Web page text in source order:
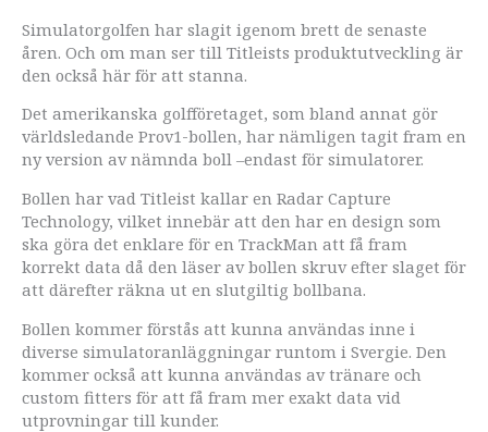
Simulatorgolfen har slagit igenom brett de senaste
åren. Och om man ser till Titleists produktutveckling är
den också här för att stanna.
Det amerikanska golfföretaget, som bland annat gör
världsledande Prov1-bollen, har nämligen tagit fram en
ny version av nämnda boll –endast för simulatorer.
Bollen har vad Titleist kallar en Radar Capture
Technology, vilket innebär att den har en design som
ska göra det enklare för en TrackMan att få fram
korrekt data då den läser av bollen skruv efter slaget för
att därefter räkna ut en slutgiltig bollbana.
Bollen kommer förstås att kunna användas inne i
diverse simulatoranläggningar runtom i Svergie. Den
kommer också att kunna användas av tränare och
custom fitters för att få fram mer exakt data vid
utprovningar till kunder.